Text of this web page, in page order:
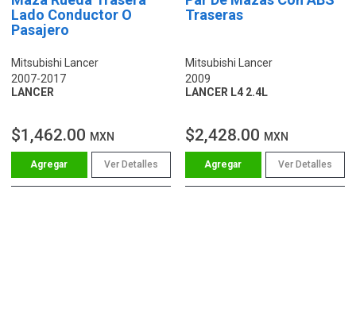
Lado Conductor O
Pasajero
Mitsubishi Lancer
2007-2017
LANCER
$1,462.00 MXN
Ver Detalles
Traseras
Mitsubishi Lancer
2009
LANCER L4 2.4L
$2,428.00 MXN
Ver Detalles